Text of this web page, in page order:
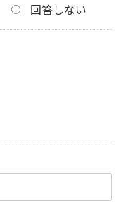
回答しない